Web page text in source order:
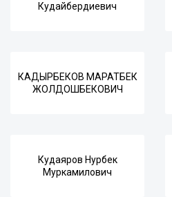
Кудайбердиевич
КАДЫРБЕКОВ МАРАТБЕК
ЖОЛДОШБЕКОВИЧ
Кудаяров Нурбек
Муркамилович